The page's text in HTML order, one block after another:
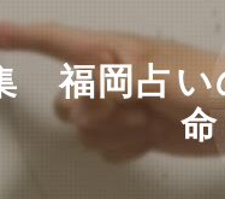
福岡占